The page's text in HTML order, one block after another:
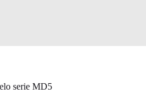
serie MD5